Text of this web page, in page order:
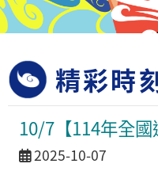
精彩時
10/7【114年全國
活動日期
2025-10-07